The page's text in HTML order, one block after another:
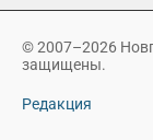
© 2007–2026
защищены.
Редакция